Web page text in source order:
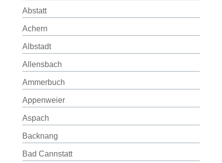
Abstatt
Achern
Albstadt
Allensbach
Ammerbuch
Appenweier
Aspach
Backnang
Bad Cannstatt